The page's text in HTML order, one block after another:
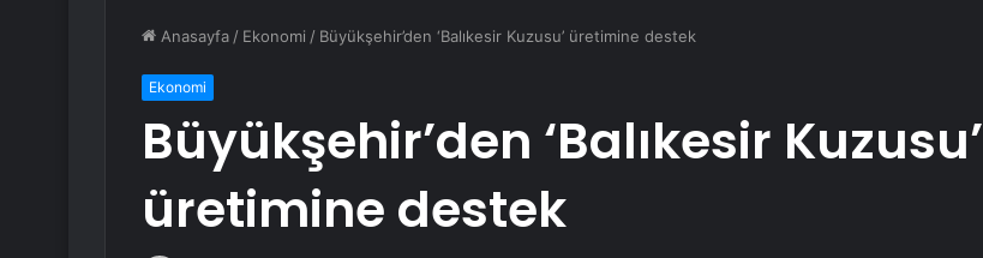
Anasayfa / Ekonomi / Büyükşehir’den ‘Balıkesir Kuzusu’ üretimine destek
Ekonomi
Büyükşehir’den ‘Balıkesir Kuzusu’
üretimine destek